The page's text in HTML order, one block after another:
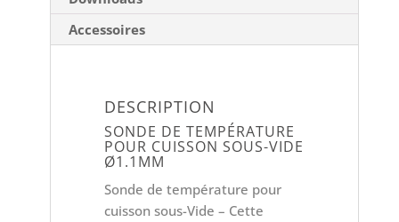
Accessoires
DESCRIPTION
SONDE DE TEMPÉRATURE
POUR CUISSON SOUS-VIDE
Ø1.1MM
Sonde de température pour
cuisson sous-Vide – Cette